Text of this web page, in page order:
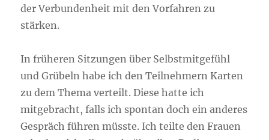
der Verbundenheit mit den Vorfahren zu
stärken.
In früheren Sitzungen über Selbstmitgefühl
und Grübeln habe ich den Teilnehmern Karten
zu dem Thema verteilt. Diese hatte ich
mitgebracht, falls ich spontan doch ein anderes
Gespräch führen müsste. Ich teilte den Frauen